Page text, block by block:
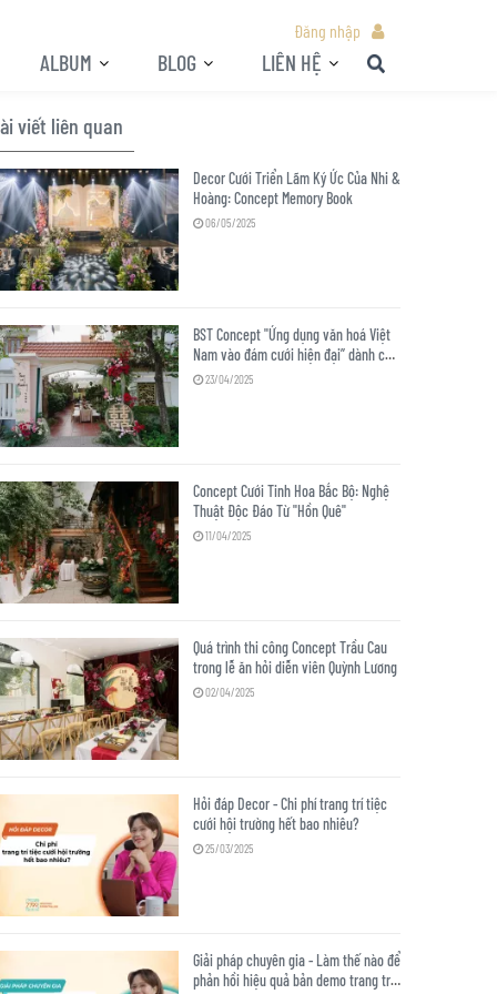
Đăng nhập
ALBUM BLOG LIÊN HỆ
viết liên quan
Decor Cưới Triển Lãm Ký Ức Của Nhi &
Hoàng: Concept Memory Book
06/05/2025
BST Concept "Ứng dụng văn hoá Việt
Nam vào đám cưới hiện đại” dành cho
cặp đôi yêu bản sắc dân tộc
23/04/2025
Concept Cưới Tinh Hoa Bắc Bộ: Nghệ
Thuật Độc Đáo Từ "Hồn Quê"
11/04/2025
Quá trình thi công Concept Trầu Cau
trong lễ ăn hỏi diễn viên Quỳnh Lương
02/04/2025
Hỏi đáp Decor - Chi phí trang trí tiệc
cưới hội trường hết bao nhiêu?
25/03/2025
Giải pháp chuyên gia - Làm thế nào để
phản hồi hiệu quả bản demo trang trí